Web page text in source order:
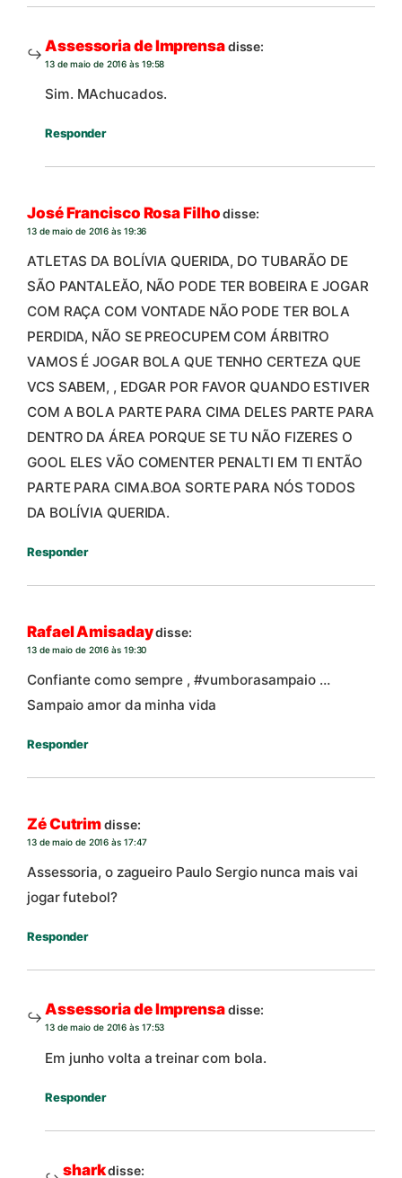
Assessoria de Imprensadisse:
13 de maio de 2016 às 19:58
Sim. MAchucados.
Responder
José Francisco Rosa Filho disse:
13 de maio de 2016 às 19:36
ATLETAS DA BOLÍVIA QUERIDA, DO TUBARÃO DE
SÃO PANTALEĂO, NÃO PODE TER BOBEIRA E JOGAR
COM RAÇA COM VONTADE NÃO PODE TER BOLA
PERDIDA, NÃO SE PREOCUPEM COM ÁRBITRO
VAMOS É JOGAR BOLA QUE TENHO CERTEZA QUE
VCS SABEM, , EDGAR POR FAVOR QUANDO ESTIVER
COM A BOLA PARTE PARA CIMA DELES PARTE PARA
DENTRO DA ÁREA PORQUE SE TU NÃO FIZERES O
GOOL ELES VÃO COMENTER PENALTI EM TI ENTÃO
PARTE PARA CIMA.BOA SORTE PARA NÓS TODOS
DA BOLÍVIA QUERIDA.
Responder
Rafael Amisadaydisse:
13 de maio de 2016 às 19:30
Confiante como sempre , #vumborasampaio …
Sampaio amor da minha vida
Responder
Zé Cutrimdisse:
13 de maio de 2016 às 17:47
Assessoria, o zagueiro Paulo Sergio nunca mais vai
jogar futebol?
Responder
Assessoria de Imprensadisse:
13 de maio de 2016 às 17:53
Em junho volta a treinar com bola.
Responder
sharkdisse: